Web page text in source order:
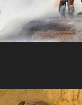
COMPARTIR